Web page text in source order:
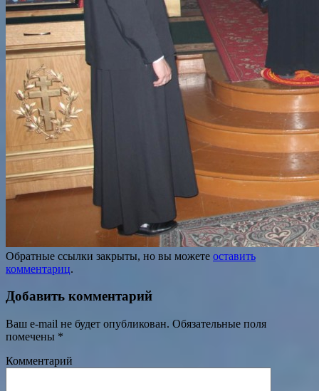
Обратные ссылки закрыты, но вы можете оставить
комментариц.
Добавить комментарий
Ваш e-mail не будет опубликован. Обязательные поля
помечены *
Комментарий